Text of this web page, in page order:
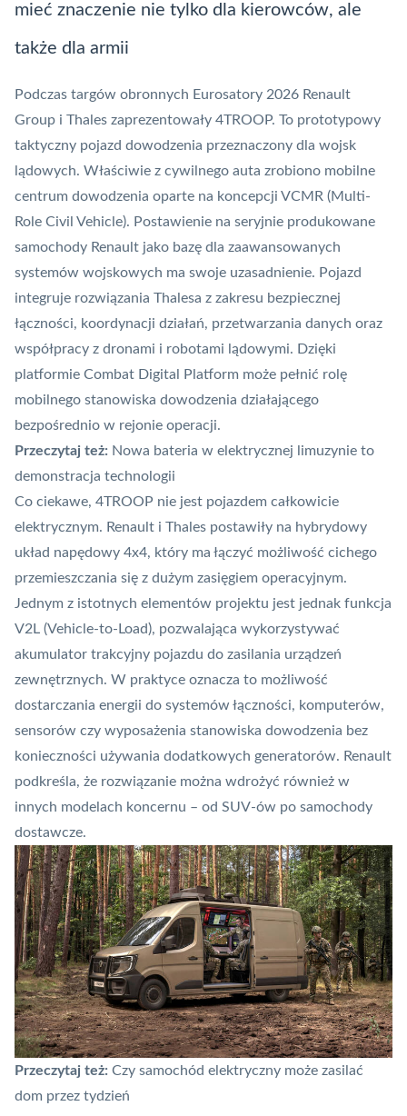
mieć znaczenie nie tylko dla kierowców, ale
także dla armii
Podczas targów obronnych Eurosatory 2026 Renault
Group i Thales zaprezentowały 4TROOP. To prototypowy
taktyczny pojazd dowodzenia przeznaczony dla wojsk
lądowych. Właściwie z cywilnego auta zrobiono mobilne
centrum dowodzenia oparte na koncepcji VCMR (Multi-
Role Civil Vehicle). Postawienie na seryjnie produkowane
samochody Renault jako bazę dla zaawansowanych
systemów wojskowych ma swoje uzasadnienie. Pojazd
integruje rozwiązania Thalesa z zakresu bezpiecznej
łączności, koordynacji działań, przetwarzania danych oraz
współpracy z dronami i robotami lądowymi. Dzięki
platformie Combat Digital Platform może pełnić rolę
mobilnego stanowiska dowodzenia działającego
bezpośrednio w rejonie operacji.
Przeczytaj też: Nowa bateria w elektrycznej limuzynie to
demonstracja technologii
Co ciekawe, 4TROOP nie jest pojazdem całkowicie
elektrycznym. Renault i Thales postawiły na hybrydowy
układ napędowy 4x4, który ma łączyć możliwość cichego
przemieszczania się z dużym zasięgiem operacyjnym.
Jednym z istotnych elementów projektu jest jednak funkcja
V2L (Vehicle-to-Load), pozwalająca wykorzystywać
akumulator trakcyjny pojazdu do zasilania urządzeń
zewnętrznych. W praktyce oznacza to możliwość
dostarczania energii do systemów łączności, komputerów,
sensorów czy wyposażenia stanowiska dowodzenia bez
konieczności używania dodatkowych generatorów. Renault
podkreśla, że rozwiązanie można wdrożyć również w
innych modelach koncernu – od SUV-ów po samochody
dostawcze.
Przeczytaj też: Czy samochód elektryczny może zasilać
dom przez tydzień